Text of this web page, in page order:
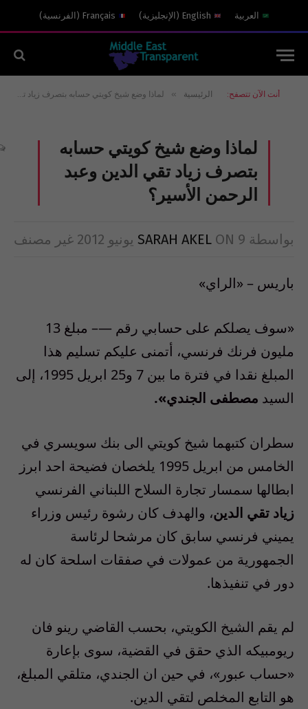
العربية English
( الإنجليزية)
Français
( الفرنسية)
أنت الآن تتصفح: الرئيسية » لماذا وضع شيخ كويتي حسابه بتصرف زياد تقي الدين وعبد الرحمن الأسير؟
لماذا وضع شيخ كويتي حسابه
بتصرف زياد تقي الدين وعبد
الرحمن الأسير؟
بواسطة SARAH AKEL ON 9 يونيو 2012 غير مصنف
باريس – «الراي»
«سوف يصلكم على حسابي رقم —– مبلغ 13
مليون فرنك فرنسي، أتمنى عليكم تسليم هذا
المبلغ نقدا في فترة ما بين 7 و25 ابريل 1995، إلى
السيد مصطفى الجندي».
سطران كتبهما شيخ كويتي الى بنك سويسري في
الخامس من ابريل 1995 يلخصان فضيحة احد ابرز
ابطالها سمسار تجارة السلاح اللبناني الفرنسي
زياد تقي الدين، والهدف كان رشوة رئيس وزراء
يميني فرنسي سابق كان مرشحا لرئاسة
الجمهورية من عمولات في صفقات اسلحة كان له
دور في تنفيذها.
لم يقم الشيخ الكويتي، بحسب القاضي رينو فان
ريومبيكه الذي حقق في القضية، سوى بإعارة
«حساب عبور»، في حين ان الجندي، متلقي المبلغ،
هو التابع المخلص لتقي الدين.